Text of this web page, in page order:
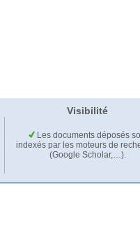
Visibilité
Les documents déposés
indexés par les moteurs de
(Google Scholar,…).